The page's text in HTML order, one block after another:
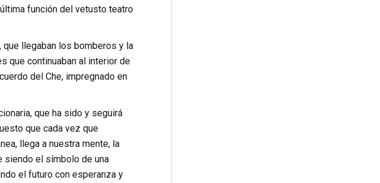
función del vetusto teatro
que llegaban los bomberos y la
que continuaban al interior de
del Che, impregnado en
que ha sido y seguirá
que cada vez que
llega a nuestra mente, la
siendo el símbolo de una
el futuro con esperanza y